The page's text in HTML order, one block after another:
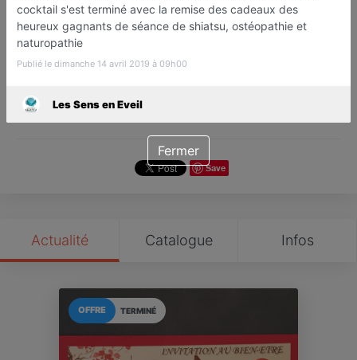
Fréjus
Favori Contacter
Sur rendez-vous jusqu'à minuit
Save
Actualité Catalogue Infos
TERMINÉ
OFFRE
cocktail s'est terminé avec la remise des cadeaux des
heureux gagnants de séance de shiatsu, ostéopathie et
naturopathie
Publié le dimanche 14 avril 2019 à 09h00
Les Sens en Eveil
Fermer